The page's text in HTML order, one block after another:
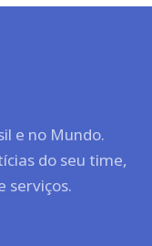
e no Mundo.
do seu time,
serviços.